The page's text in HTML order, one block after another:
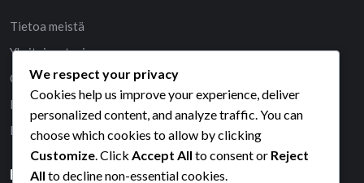
Tietoa meistä
Yksityisyytesi
Ota yhteys
Evästekäytäntö
Palveluehdot
Haku
We respect your privacy
Cookies help us improve your experience, deliver
personalized content, and analyze traffic. You can
choose which cookies to allow by clicking
Customize . Click Accept All to consent or Reject
All to decline non-essential cookies.